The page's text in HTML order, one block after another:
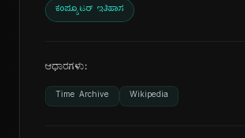
ಕಂಪ್ಯೂಟರ್ ಇತಿಹಾಸ
ಆಧಾರಗಳು:
Time Archive Wikipedia